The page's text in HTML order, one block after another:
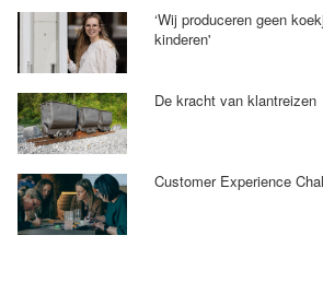
‘Wij produceren geen
kinderen'
De kracht van klantreizen
Customer Experience